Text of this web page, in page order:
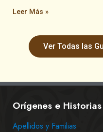
Leer Más »
Ver Todas las
Orígenes e Historias
Apellidos y Familias